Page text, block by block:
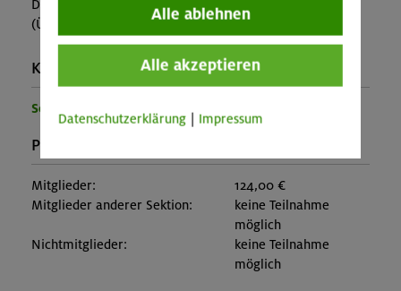
DAV-Haus Hammer
(Ü im MBZ ca. 21€, im Lager 15€, +3€ Kurbeitrag)
Kontakt Veranstalter:
Sektion Oberland
Preise:
Mitglieder:
124,00 €
Mitglieder anderer Sektion:
keine Teilnahme
möglich
Nichtmitglieder:
keine Teilnahme
möglich
Alle ablehnen
Alle akzeptieren
Datenschutzerklärung Impressum